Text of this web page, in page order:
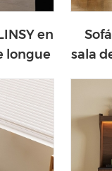
en
longue
sala